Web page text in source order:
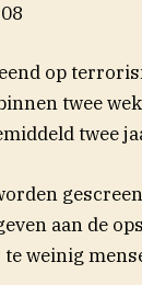
op
twee
twee
aan de
weinig